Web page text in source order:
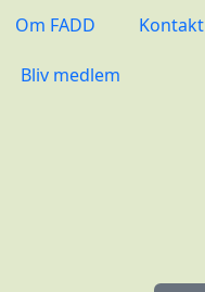
Om FADD Kontakt
Bliv medlem